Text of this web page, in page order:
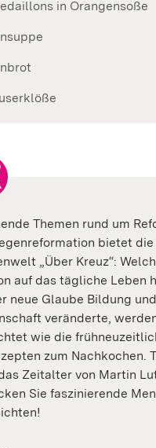
in Orangensoße
Themen rund um
bietet die
„Über Kreuz“:
auf das tägliche Leben
neue Glaube Bildung und
veränderte,
wie die
zum Nachkochen.
Zeitalter von Martin
Sie faszinierende